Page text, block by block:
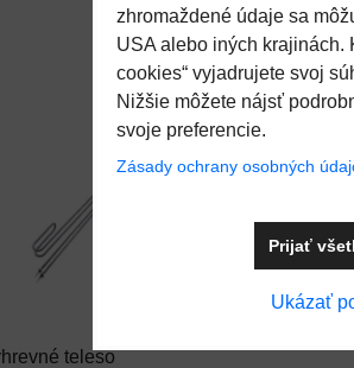
teleso
zhromaždené údaje sa
USA alebo iných krajinách.
cookies“ vyjadrujete svoj
Nižšie môžete nájsť
svoje preferencie.
Zásady ochrany osobných
Ukázať
Prijať